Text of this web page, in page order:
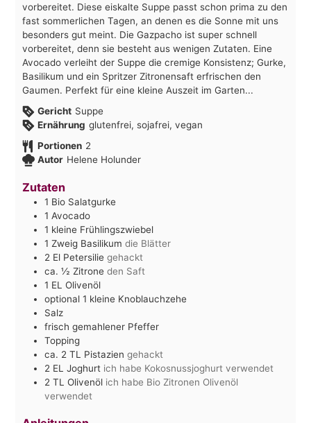
vorbereitet. Diese eiskalte Suppe passt schon prima zu den
fast sommerlichen Tagen, an denen es die Sonne mit uns
besonders gut meint. Die Gazpacho ist super schnell
vorbereitet, denn sie besteht aus wenigen Zutaten. Eine
Avocado verleiht der Suppe die cremige Konsistenz; Gurke,
Basilikum und ein Spritzer Zitronensaft erfrischen den
Gaumen. Perfekt für eine kleine Auszeit im Garten...
Gericht Suppe
Ernährung glutenfrei, sojafrei, vegan
Portionen 2
Autor Helene Holunder
Zutaten
1 Bio Salatgurke
1 Avocado
1 kleine Frühlingszwiebel
1 Zweig Basilikum die Blätter
2 El Petersilie gehackt
ca. ½Zitrone den Saft
1 EL Olivenöl
optional 1 kleine Knoblauchzehe
Salz
frisch gemahlener Pfeffer
Topping
ca. 2 TL Pistazien gehackt
2 EL Joghurt ich habe Kokosnussjoghurt verwendet
2 TL Olivenöl ich habe Bio Zitronen Olivenöl
verwendet